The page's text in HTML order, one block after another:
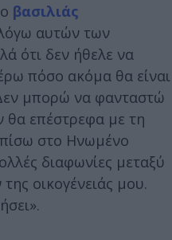
βασιλιάς
αυτών των
ότι δεν ήθελε να
πόσο ακόμα θα είναι
μπορώ να φανταστώ
θα επέστρεφα με τη
πίσω στο Ηνωμένο
διαφωνίες μεταξύ
οικογένειάς μου.